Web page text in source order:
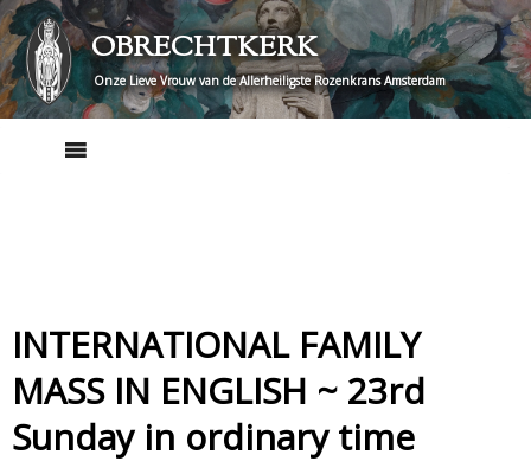
Skip
to
content
OBRECHTKERK
Onze Lieve Vrouw van de Allerheiligste Rozenkrans Amsterdam
INTERNATIONAL FAMILY
MASS IN ENGLISH ~ 23rd
Sunday in ordinary time